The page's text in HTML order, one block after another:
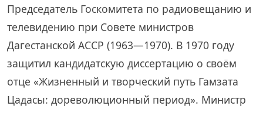
Председатель Госкомитета по радиовещанию и
телевидению при Совете министров
Дагестанской АССР (1963—1970). В 1970 году
защитил кандидатскую диссертацию о своём
отце «Жизненный и творческий путь Гамзата
Цадасы: дореволюционный период». Министр